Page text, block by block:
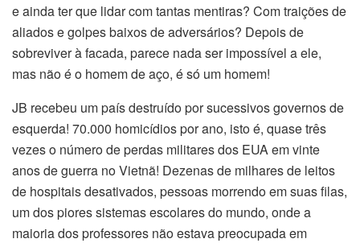
e ainda ter que lidar com tantas mentiras? Com traições de
aliados e golpes baixos de adversários? Depois de
sobreviver à facada, parece nada ser impossível a ele,
mas não é o homem de aço, é só um homem!
JB recebeu um país destruído por sucessivos governos de
esquerda! 70.000 homicídios por ano, isto é, quase três
vezes o número de perdas militares dos EUA em vinte
anos de guerra no Vietnã! Dezenas de milhares de leitos
de hospitais desativados, pessoas morrendo em suas filas,
um dos piores sistemas escolares do mundo, onde a
maioria dos professores não estava preocupada em